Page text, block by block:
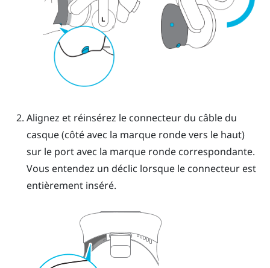
Alignez et réinsérez le connecteur du câble du
casque (côté avec la marque ronde vers le haut)
sur le port avec la marque ronde correspondante.
Vous entendez un déclic lorsque le connecteur est
entièrement inséré.